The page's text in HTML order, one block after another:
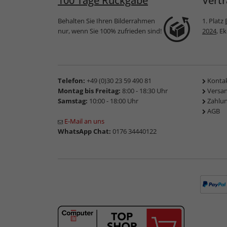
Behalten Sie Ihren Bilderrahmen
nur, wenn Sie 100% zufrieden sind!
1. Platz
2024,
Telefon: +49 (0)30 23 59 490 81
Montag bis Freitag: 8:00 - 18:30 Uhr
Samstag: 10:00 - 18:00 Uhr
E-Mail an uns
WhatsApp Chat: 0176 34440122
AGB